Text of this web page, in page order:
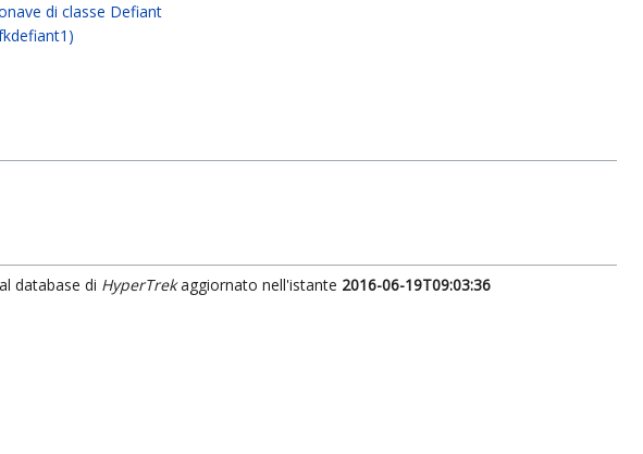
di classe Defiant
database di HyperTrekaggiornato nell'istante 2016-06-19T09:03:36